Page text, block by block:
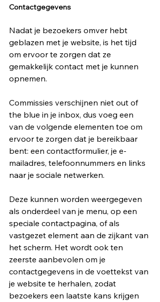
Contactgegevens
Nadat je bezoekers omver hebt
geblazen met je website, is het tijd
om ervoor te zorgen dat ze
gemakkelijk contact met je kunnen
opnemen.
Commissies verschijnen niet out of
the blue in je inbox, dus voeg een
van de volgende elementen toe om
ervoor te zorgen dat je bereikbaar
bent: een contactformulier, je e-
mailadres, telefoonnummers en links
naar je sociale netwerken.
Deze kunnen worden weergegeven
als onderdeel van je menu, op een
speciale contactpagina, of als
vastgezet element aan de zijkant van
het scherm. Het wordt ook ten
zeerste aanbevolen om je
contactgegevens in de voettekst van
je website te herhalen, zodat
bezoekers een laatste kans krijgen